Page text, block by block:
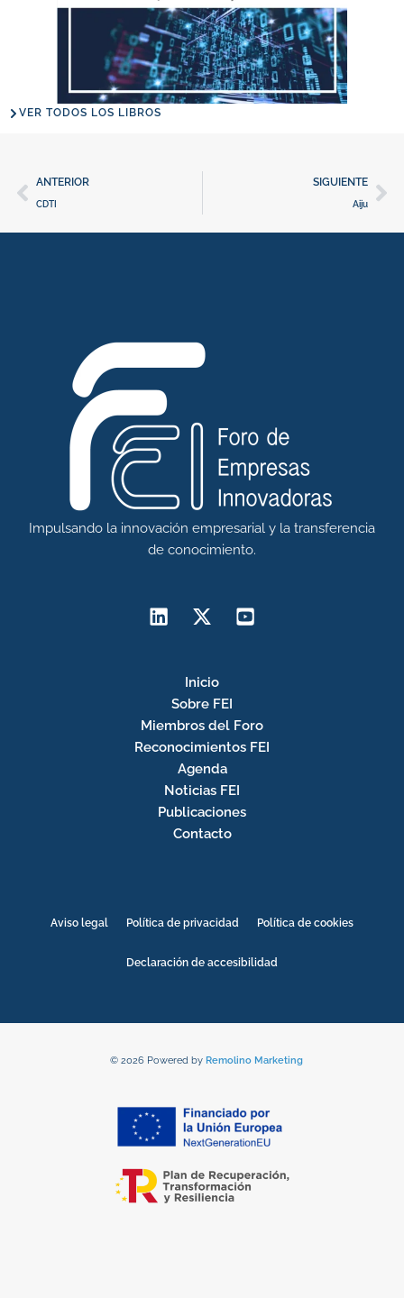
VER TODOS LOS LIBROS
Ant
ANTERIOR
CDTI
SIGUIENTE
Aiju
Impulsando la innovación empresarial y la transferencia
de conocimiento.
Inicio
Sobre FEI
Miembros del Foro
Reconocimientos FEI
Agenda
Noticias FEI
Publicaciones
Contacto
Aviso legal Política de privacidad Política de cookies
Declaración de accesibilidad
© 2026 Powered by Remolino Marketing